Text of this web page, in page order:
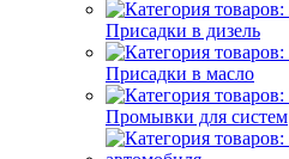
Присадки в дизель
Присадки в масло
Промывки для систем